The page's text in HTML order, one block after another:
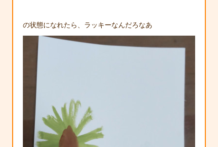
の状態になれたら、ラッキーなんだろなあ